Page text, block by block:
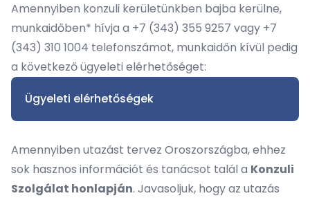
Amennyiben konzuli kerületünkben bajba kerülne,
munkaidőben* hívja a +7 (343) 355 9257 vagy +7
(343) 310 1004 telefonszámot, munkaidőn kívül pedig
a következő ügyeleti elérhetőséget:
Ügyeleti elérhetőségek
Amennyiben utazást tervez Oroszországba, ehhez
sok hasznos információt és tanácsot talál a Konzuli
Szolgálat honlapján. Javasoljuk, hogy az utazás